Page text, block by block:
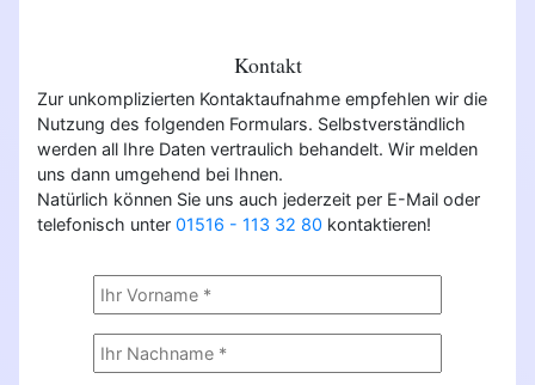
Kontakt
Zur unkomplizierten Kontaktaufnahme empfehlen wir die
Nutzung des folgenden Formulars. Selbstverständlich
werden all Ihre Daten vertraulich behandelt. Wir melden
uns dann umgehend bei Ihnen.
Natürlich können Sie uns auch jederzeit per E-Mail oder
telefonisch unter 01516 - 113 32 80 kontaktieren!